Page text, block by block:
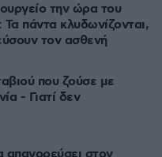
την ώρα του
πάντα κλυδωνίζονται,
τον ασθενή
που ζούσε με
- Γιατί δεν